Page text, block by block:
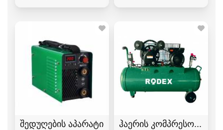
შედუღების აპარატი ჰაერის კომპრესორი